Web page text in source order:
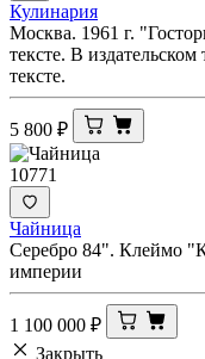
Кулинария
Москва. 1961 г.
тексте. В
тексте.
5 800 ₽
10771
Чайница
Серебро 84". Клеймо
империи
1 100 000 ₽
Закрыть